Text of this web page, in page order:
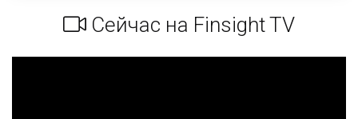
Сейчас на Finsight TV